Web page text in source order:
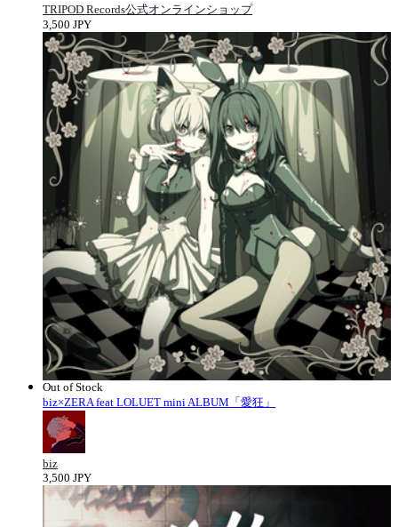
TRIPOD Records公式オンラインショップ
3,500 JPY
Out of Stock
biz×ZERA feat LOLUET mini ALBUM「愛狂」
biz
3,500 JPY